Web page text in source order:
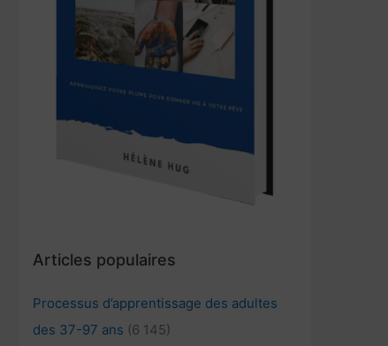
Articles populaires
Processus d’apprentissage des adultes
des 37-97 ans (6 145)